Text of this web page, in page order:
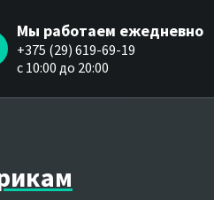
Мы работаем ежедневно
+375 (29) 619-69-19
c 10:00 до 20:00